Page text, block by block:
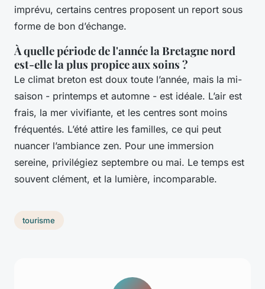
imprévu, certains centres proposent un report sous
forme de bon d’échange.
À quelle période de l'année la Bretagne nord
est-elle la plus propice aux soins ?
Le climat breton est doux toute l’année, mais la mi-
saison - printemps et automne - est idéale. L’air est
frais, la mer vivifiante, et les centres sont moins
fréquentés. L’été attire les familles, ce qui peut
nuancer l’ambiance zen. Pour une immersion
sereine, privilégiez septembre ou mai. Le temps est
souvent clément, et la lumière, incomparable.
tourisme